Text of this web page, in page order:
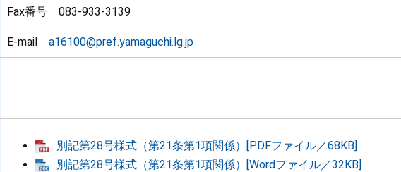
Fax番号 083-933-3139
E-mail a16100@pref.yamaguchi.lg.jp
別記第28号様式（第21条第1項関係）[PDFファイル／68KB]
別記第28号様式（第21条第1項関係）[Wordファイル／32KB]